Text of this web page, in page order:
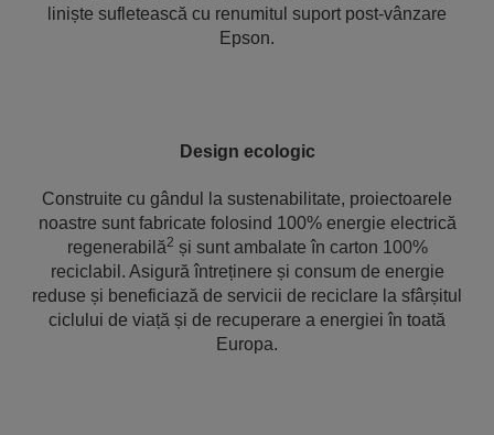
liniște sufletească cu renumitul suport post-vânzare
Epson.
Design ecologic
Construite cu gândul la sustenabilitate, proiectoarele
noastre sunt fabricate folosind 100% energie electrică
regenerabilă2 și sunt ambalate în carton 100%
reciclabil. Asigură întreținere și consum de energie
reduse și beneficiază de servicii de reciclare la sfârșitul
ciclului de viață și de recuperare a energiei în toată
Europa.